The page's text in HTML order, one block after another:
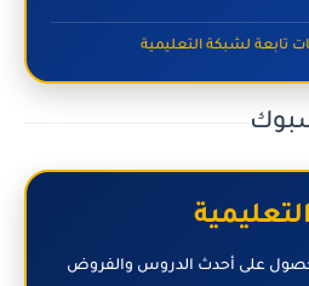
تابعة لشبكة التعليمية
على أحدث الدروس والفروض